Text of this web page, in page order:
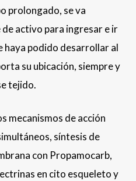
prolongado, se va
activo para ingresar e ir
haya podido desarrollar al
su ubicación, siempre y
tejido.
mecanismos de acción
síntesis de
con Propamocarb,
en cito esqueleto y